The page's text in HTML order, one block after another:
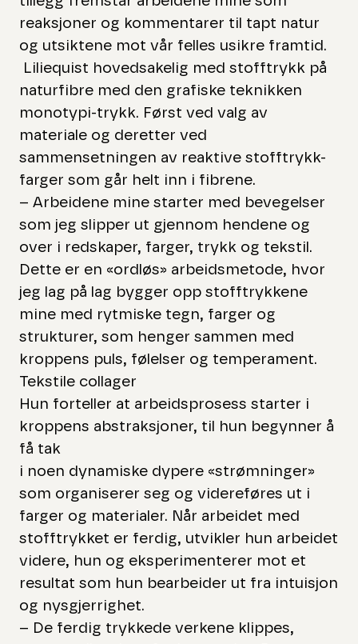
reaksjoner og kommentarer til tapt natur
og utsiktene mot vår felles usikre framtid.
Liliequist hovedsakelig med stofftrykk på
naturfibre med den grafiske teknikken
monotypi-trykk. Først ved valg av
materiale og deretter ved
sammensetningen av reaktive stofftrykk-
farger som går helt inn i fibrene.
– Arbeidene mine starter med bevegelser
som jeg slipper ut gjennom hendene og
over i redskaper, farger, trykk og tekstil.
Dette er en «ordløs» arbeidsmetode, hvor
jeg lag på lag bygger opp stofftrykkene
mine med rytmiske tegn, farger og
strukturer, som henger sammen med
kroppens puls, følelser og temperament.
Tekstile collager
Hun forteller at arbeidsprosess starter i
kroppens abstraksjoner, til hun begynner å
få tak
i noen dynamiske dypere «strømninger»
som organiserer seg og videreføres ut i
farger og materialer. Når arbeidet med
stofftrykket er ferdig, utvikler hun arbeidet
videre, hun og eksperimenterer mot et
resultat som hun bearbeider ut fra intuisjon
og nysgjerrighet.
– De ferdig trykkede verkene klippes,